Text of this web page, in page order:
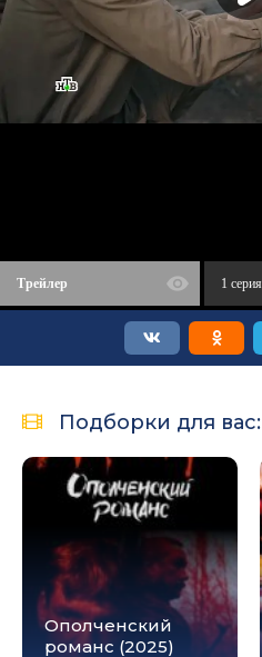
Трейлер 1 серия
Подборки для вас:
Ополченский
романс (2025)